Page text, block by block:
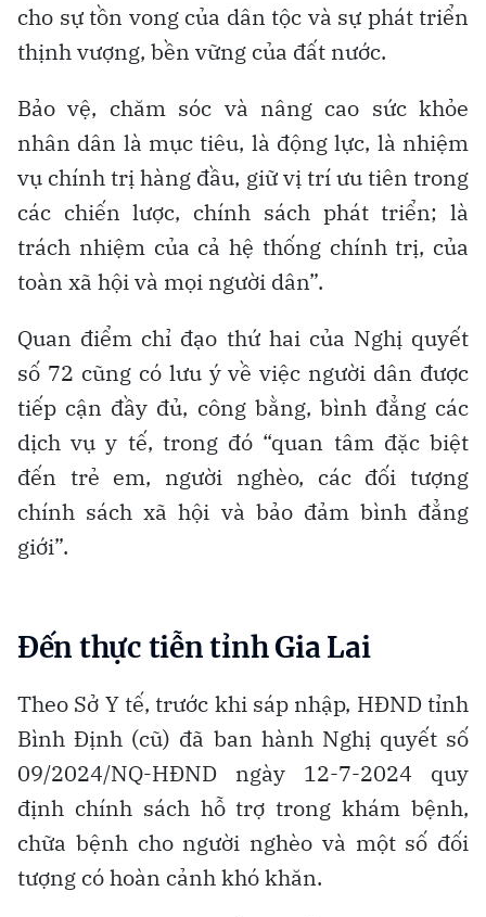
cho sự tồn vong của dân tộc và sự phát triển
thịnh vượng, bền vững của đất nước.
Bảo vệ, chăm sóc và nâng cao sức khỏe
nhân dân là mục tiêu, là động lực, là nhiệm
vụ chính trị hàng đầu, giữ vị trí ưu tiên trong
các chiến lược, chính sách phát triển; là
trách nhiệm của cả hệ thống chính trị, của
toàn xã hội và mọi người dân”.
Quan điểm chỉ đạo thứ hai của Nghị quyết
số 72 cũng có lưu ý về việc người dân được
tiếp cận đầy đủ, công bằng, bình đẳng các
dịch vụ y tế, trong đó “quan tâm đặc biệt
đến trẻ em, người nghèo, các đối tượng
chính sách xã hội và bảo đảm bình đẳng
giới”.
Đến thực tiễn tỉnh Gia Lai
Theo Sở Y tế, trước khi sáp nhập, HĐND tỉnh
Bình Định (cũ) đã ban hành Nghị quyết số
09/2024/NQ-HĐND ngày 12-7-2024 quy
định chính sách hỗ trợ trong khám bệnh,
chữa bệnh cho người nghèo và một số đối
tượng có hoàn cảnh khó khăn.